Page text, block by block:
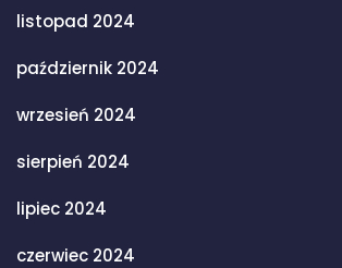
listopad 2024
październik 2024
wrzesień 2024
sierpień 2024
lipiec 2024
czerwiec 2024